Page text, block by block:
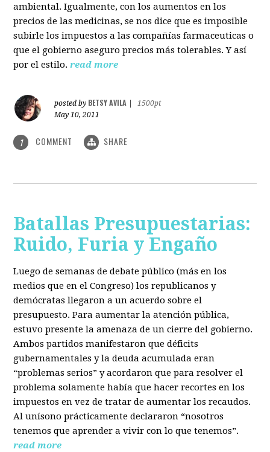
ambiental. Igualmente, con los aumentos en los
precios de las medicinas, se nos dice que es imposible
subirle los impuestos a las compañías farmaceuticas o
que el gobierno aseguro precios más tolerables. Y así
por el estilo. read more
posted by BETSY AVILA
1500pt
May 10, 2011
1 COMMENT SHARE
Batallas Presupuestarias:
Ruido, Furia y Engaño
Luego de semanas de debate público (más en los
medios que en el Congreso) los republicanos y
demócratas llegaron a un acuerdo sobre el
presupuesto. Para aumentar la atención pública,
estuvo presente la amenaza de un cierre del gobierno.
Ambos partidos manifestaron que déficits
gubernamentales y la deuda acumulada eran
“problemas serios” y acordaron que para resolver el
problema solamente había que hacer recortes en los
impuestos en vez de tratar de aumentar los recaudos.
Al unísono prácticamente declararon “nosotros
tenemos que aprender a vivir con lo que tenemos”.
read more